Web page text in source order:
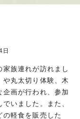
家族連れが訪れまし
丸太切り体験、木
画が行われ、参加
いました。また、
の軽食を販売した